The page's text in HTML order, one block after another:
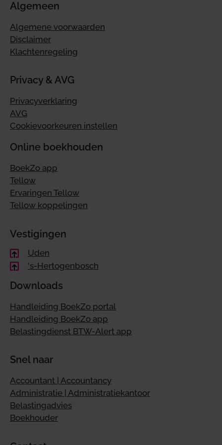
Algemeen
Algemene voorwaarden
Disclaimer
Klachtenregeling
Privacy & AVG
Privacyverklaring
AVG
Cookievoorkeuren instellen
Online boekhouden
BoekZo app
Tellow
Ervaringen Tellow
Tellow koppelingen
Vestigingen
Uden
's-Hertogenbosch
Downloads
Handleiding BoekZo portal
Handleiding BoekZo app
Belastingdienst BTW-Alert app
Snel naar
Accountant | Accountancy
Administratie | Administratiekantoor
Belastingadvies
Boekhouder